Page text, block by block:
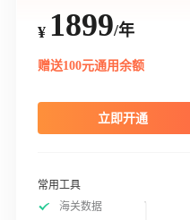
¥ 1899/年
赠送100元通用余额
立即开通
常用工具
海关数据